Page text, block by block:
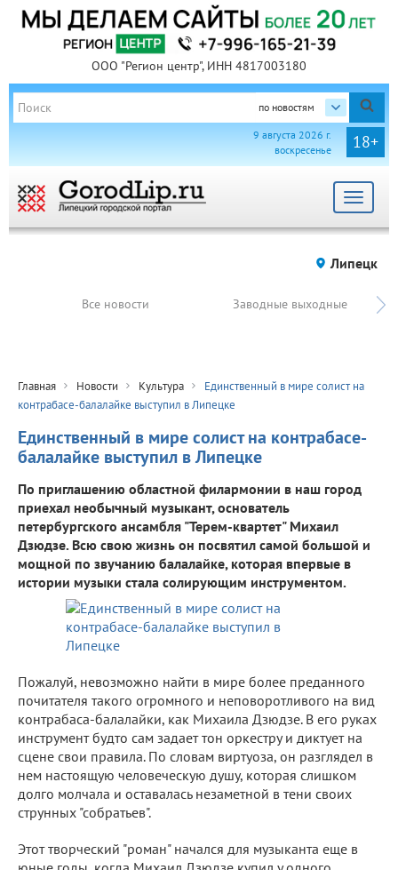
ООО "Регион центр", ИНН 4817003180
по новостям
18+
9 августа 2026 г.
воскресенье
Toggle
Липецк
Все новости Заводные выходные
Главная Новости Культура
Единственный в мире солист на
контрабасе-балалайке выступил в Липецке
Единственный в мире солист на контрабасе-
балалайке выступил в Липецке
По приглашению областной филармонии в наш город
приехал необычный музыкант, основатель
петербургского ансамбля "Терем-квартет" Михаил
Дзюдзе. Всю свою жизнь он посвятил самой большой и
мощной по звучанию балалайке, которая впервые в
истории музыки стала солирующим инструментом.
Пожалуй, невозможно найти в мире более преданного
почитателя такого огромного и неповоротливого на вид
контрабаса-балалайки, как Михаила Дзюдзе. В его руках
инструмент будто сам задает тон оркестру и диктует на
сцене свои правила. По словам виртуоза, он разглядел в
нем настоящую человеческую душу, которая слишком
долго молчала и оставалась незаметной в тени своих
струнных "собратьев".
Этот творческий "роман" начался для музыканта еще в